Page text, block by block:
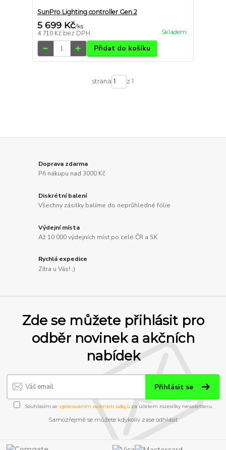
SunPro Lighting controller Gen.2
5 699 Kč/ks
4 710 Kč bez DPH Skladem
Přidat do košíku
strana z 1
Doprava zdarma
Při nákupu nad 3000 Kč
Diskrétní balení
Všechny zásilky balíme do neprůhledné fólie
Výdejní místa
Až 10 000 výdejních míst po celé ČR a SK
Rychlá expedice
Zítra u Vás! ;)
Zde se můžete přihlásit pro
odběr novinek a akčních
nabídek
Přihlásit se
Souhlasím se zpracováním osobních údajůza účelem rozesílky newsletteru.
Samozřejmě se můžete kdykoliv zase odhlásit